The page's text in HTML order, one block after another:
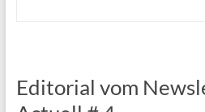
Editorial vom